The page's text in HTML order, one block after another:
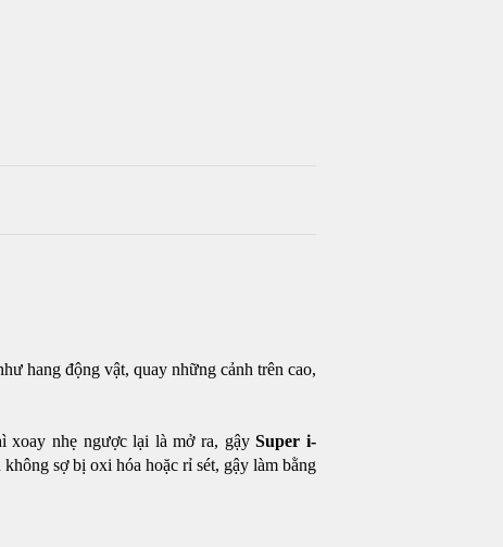
hang động vật, quay những cảnh trên cao,
xoay nhẹ ngược lại là mở ra, gậySuper i-
sợ bị oxi hóa hoặc rỉ sét, gậy làm bằng